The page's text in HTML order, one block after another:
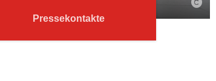
Pressekontakte